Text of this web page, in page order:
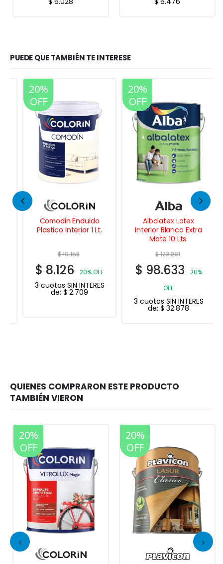
PUEDE QUE TAMBIÉN TE INTERESE
20%
OFF
Comodin Enduido
Plastico Interior 1 Lt.
10.158
8.126 20% OFF
3 cuotas SIN INTERES
de:$2.709
20%
OFF
Albalatex Latex
Interior Blanco Extra
Mate 10 Lts.
123.291
98.633
20%
OFF
3 cuotas SIN INTERES
de:$32.878
20%
OFF
20%
OFF